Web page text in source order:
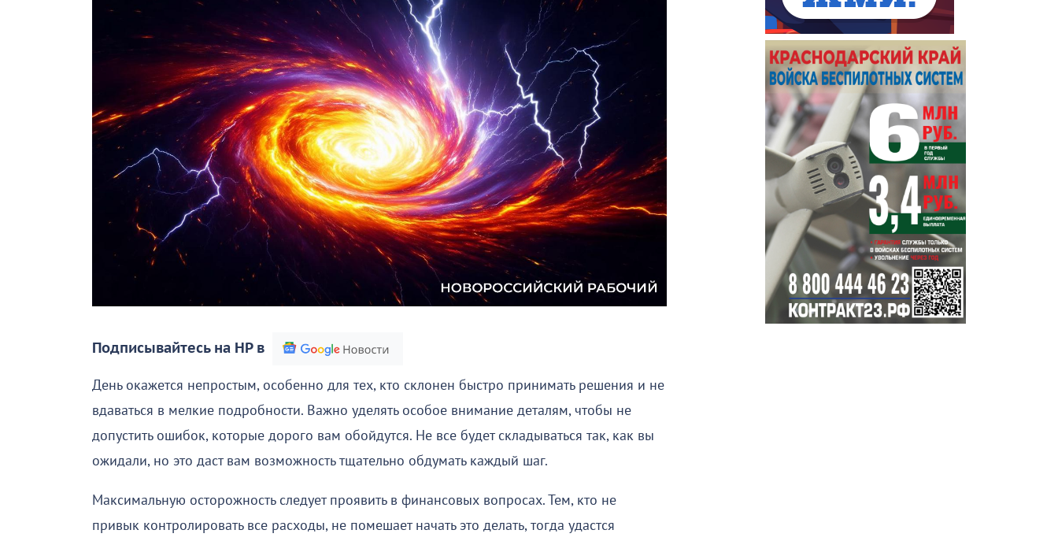
Подписывайтесь на НР в
День окажется непростым, особенно для тех, кто склонен быстро принимать решения и не
вдаваться в мелкие подробности. Важно уделять особое внимание деталям, чтобы не
допустить ошибок, которые дорого вам обойдутся. Не все будет складываться так, как вы
ожидали, но это даст вам возможность тщательно обдумать каждый шаг.
Максимальную осторожность следует проявить в финансовых вопросах. Тем, кто не
привык контролировать все расходы, не помешает начать это делать, тогда удастся